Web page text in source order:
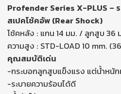
Profender Series X-PLUS –
สเปคโช้คอัพ (Rear Shock)
โช้คหลัง : แกน 14 มม. / ลูกสูบ 36
ความสูง : STD-LOAD 10 mm.
คุณสมบัติเด่น
-กระบอกลูกสูบแข็งแรง แต่น้ำหนัก
-ระบายความร้อนได้ดี